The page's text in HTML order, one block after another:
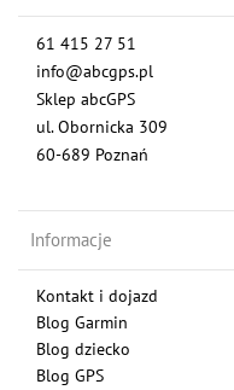
61 415 27 51
info@abcgps.pl
Sklep abcGPS
ul. Obornicka 309
60-689 Poznań
Informacje
Kontakt i dojazd
Blog Garmin
Blog dziecko
Blog GPS